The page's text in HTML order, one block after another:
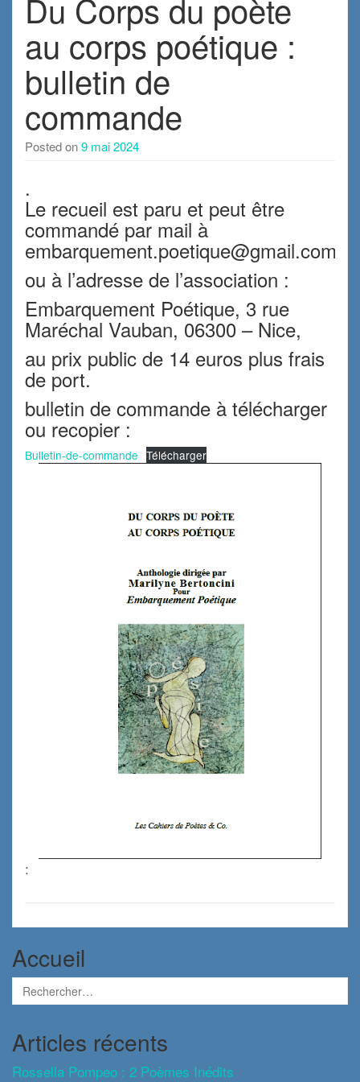
Du Corps du poète
au corps poétique :
bulletin de
commande
Posted on9 mai 2024
.
Le recueil est paru et peut être
commandé par mail à
embarquement.poetique@gmail.com
ou à l’adresse de l’association :
Embarquement Poétique, 3 rue
Maréchal Vauban, 06300 – Nice,
au prix public de 14 euros plus frais
de port.
bulletin de commande à télécharger
ou recopier :
Bulletin-de-commande Télécharger
:
Accueil
Articles récents
Rossella Pompeo : 2 Poèmes Inédits